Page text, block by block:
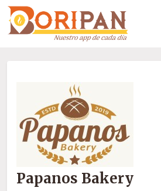
Papanos Bakery